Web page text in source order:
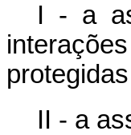
I - a
II - a